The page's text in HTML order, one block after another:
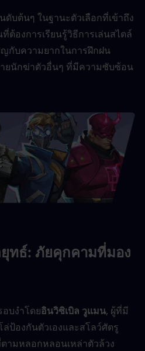
ดับต้นๆ ในฐานะตัวเลือกที่เข้าถึง
ต้องการเรียนรู้วิธีการเล่นสไตล์
ญกับความยากในการฝึกฝน
ยนักฆ่าตัวอื่นๆ ที่มีความซับซ้อน
ทธ์: ภัยคุกคามที่มอง
บงำโดยอินวิซิเบิล วูแมน, ผู้ที่มี
ป้องกันตัวเองและสโลว์ศัตรู
ามหลอกหลอนเหล่าตัวล้วง